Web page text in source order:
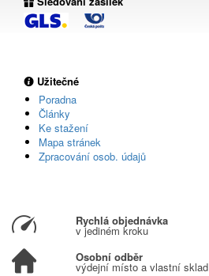
Užitečné
Poradna
Články
Ke stažení
Mapa stránek
Zpracování osob. údajů
Rychlá objednávka
v jediném kroku
Osobní odběr
výdejní místo a vlastní sklad